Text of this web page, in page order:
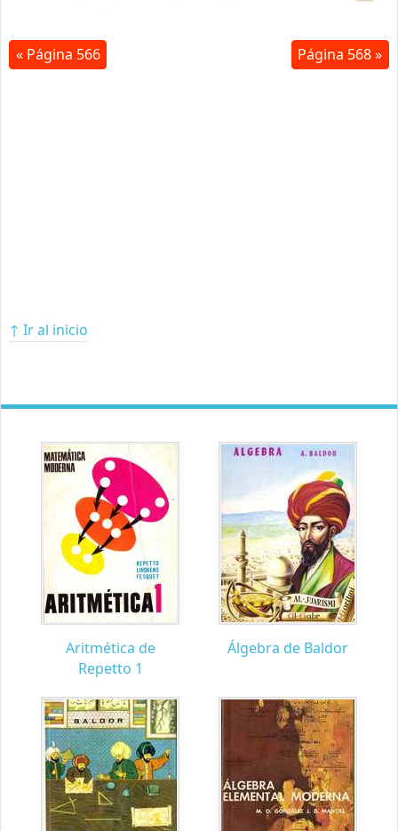
« Página 566 Página 568 »
↑ Ir al inicio
Aritmética de
Repetto 1
Álgebra de Baldor